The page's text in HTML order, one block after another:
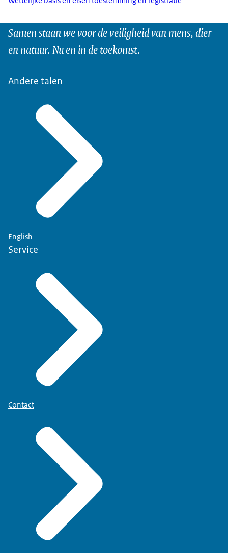
Samen staan we voor de veiligheid van mens, dier
en natuur. Nu en in de toekomst.
Andere talen
English
Service
Contact